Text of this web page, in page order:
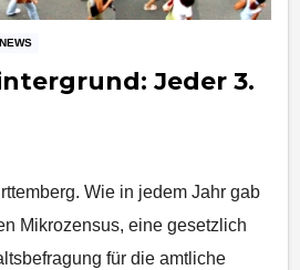
Jeder 3.
Wie in jedem Jahr gab
Mikrozensus, eine gesetzlich
für die amtliche